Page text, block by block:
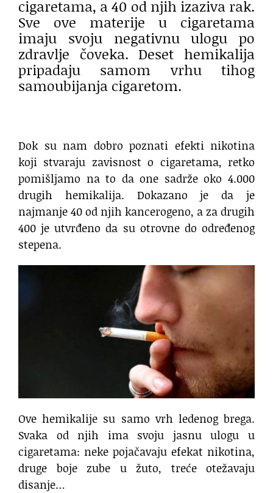
cigaretama, a 40 od njih izaziva rak.
Sve ove materije u cigaretama
imaju svoju negativnu ulogu po
zdravlje čoveka. Deset hemikalija
pripadaju samom vrhu tihog
samoubijanja cigaretom.
Dok su nam dobro poznati efekti nikotina
koji stvaraju zavisnost o cigaretama, retko
pomišljamo na to da one sadrže oko 4.000
drugih hemikalija. Dokazano je da je
najmanje 40 od njih kancerogeno, a za drugih
400 je utvrđeno da su otrovne do određenog
stepena.
Ove hemikalije su samo vrh ledenog brega.
Svaka od njih ima svoju jasnu ulogu u
cigaretama: neke pojačavaju efekat nikotina,
druge boje zube u žuto, treće otežavaju
disanje…